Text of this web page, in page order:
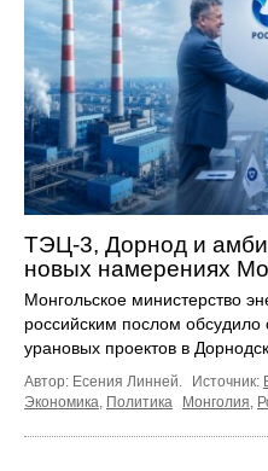
ТЭЦ-3, Дорнод и
новых намерениях
Монгольское министерство
российским послом обсудило
урановых проектов в
Автор: Есения Линней. Источник:
Экономика, Политика Монголия,